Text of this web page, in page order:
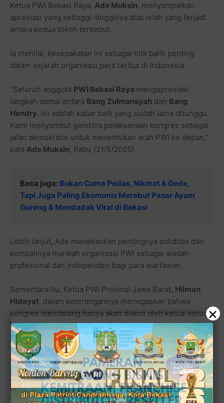
Ketua PWI Bekasi Raya, Ade Muksin, menyampaikan
apresiasi yang setinggi-tingginya atas islah yang terjadi
antara kedua tokoh tersebut.
Ia menilai, kesepakatan ini sebagai titik balik penting
dalam sejarah organisasi pers tertua di Indonesia.
“Seluruh anggota PWI Bekasi Raya mengapresiasi
langkah damai antara Bang Zulmansyah dan Bang
Hendry. Ini adalah kabar baik yang sudah lama ditunggu.
Kami menyambut gembira pelaksanaan kongres sebagai
jalan demokratis untuk menentukan arah PWI ke depan,”
kata Ade Muksin, Rabu (21/5/2025)
Baca juga: Bukan Cuma Pedas, Nikmat & Gede,
Tapi Juga Paling Ekonomis Merebut Pasar Ayam
Goreng & Mendadak Viral di Bekasi
Lebih lanjut, Ade menekankan pentingnya soliditas dan
kembalinya marwah organisasi PWI sebagai wadah
profesional dan independen bagi para wartawan.
Sementara itu, Ketua PWI Provinsi Jawa Barat, Hilman
Hidayat, dalam keterangannya menegaskan bahwa
kongres mendatang hanya akan diikuti oleh ketua-ketua
PWI provinsi hasil konferensi sah, bukan pelaksana tugas
(Plt).
“Ini sudah menjadi kesepakatan bersama. Hanya Ketua
PWI hasil konferensi yang berhak menjadi peserta dan
memberikan suara dalam kongres. Tidak ada hak suara
untuk Plt yang ditunjuk selama masa konflik,” tegas
×